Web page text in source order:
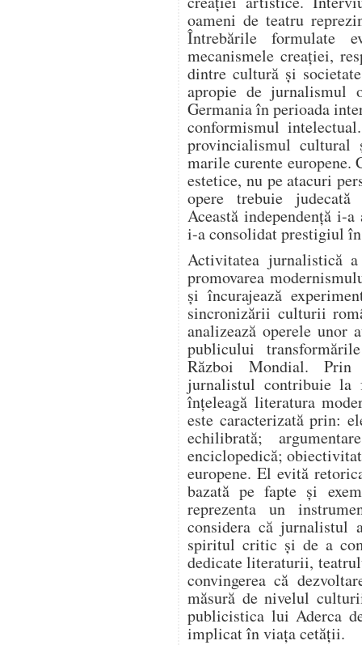
oameni de teatru
Întrebările formulate
mecanismele creației,
dintre cultură și
apropie de jurnalismul
Germania în perioada
conformismul
provincialismul
marile curente europene.
estetice, nu pe atacuri
opere trebuie
Această independență i-
i-a consolidat prestigiul
Activitatea jurnalistică
promovarea
și încurajează
sincronizării culturii
analizează operele unor
publicului
Război Mondial. Prin
jurnalistul contribuie la
înțeleagă literatura
este caracterizată prin:
echilibrată;
enciclopedică;
europene. El evită
bazată pe fapte și
reprezenta un
considera că jurnalistul
spiritul critic și de a
dedicate literaturii,
convingerea că
măsură de nivelul
publicistica lui Aderca
implicat în viața cetății.